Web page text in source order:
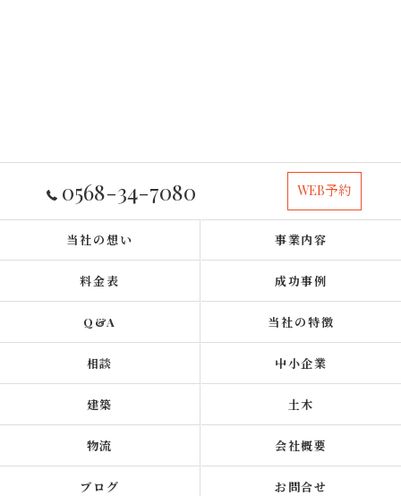
0568-34-7080 WEB予約
当社の想い 事業内容
料金表 成功事例
Q&A 当社の特徴
相談 中小企業
建築 土木
物流 会社概要
ブログ お問合せ